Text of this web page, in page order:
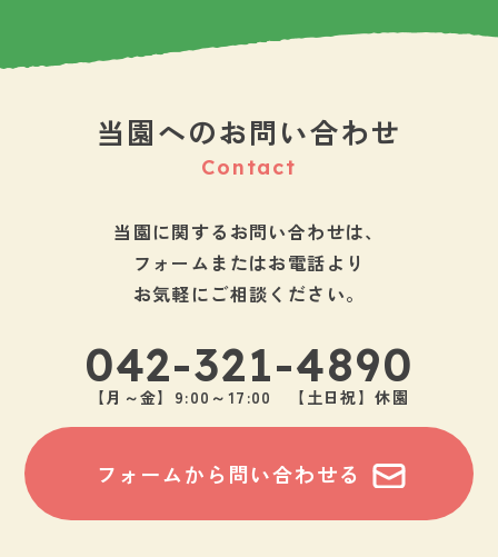
当園へのお問い合わせ
Contact
当園に関するお問い合わせは、
フォームまたはお電話より
お気軽にご相談ください。
042-321-4890
【月～金】9:00～17:00 【土日祝】休園
フォームから問い合わせる